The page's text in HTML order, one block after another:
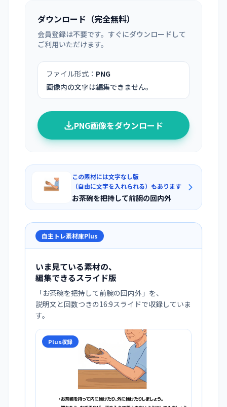
ダウンロード（完全無料）
会員登録は不要です。すぐにダウンロードして
ご利用いただけます。
ファイル形式： PNG
画像内の文字は編集できません。
PNG画像をダウンロード
この素材には文字なし版
（自由に文字を入れられる）もあります
お茶碗を把持して前腕の回内外
自主トレ素材庫Plus
いま見ている素材の、
編集できるスライド版
「お茶碗を把持して前腕の回内外 」を、
説明文と回数つきの16:9スライドで収録していま
す。
Plus収録